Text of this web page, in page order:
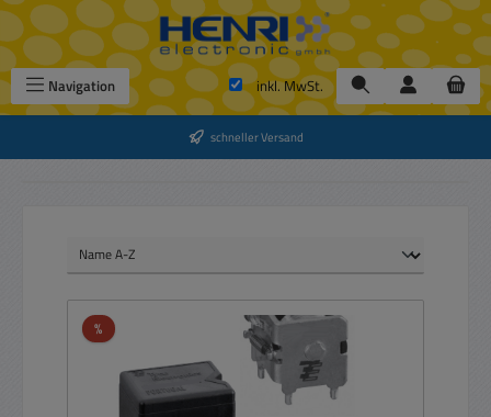
Zum Hauptinhalt springen
Navigation inkl. MwSt.
schneller Versand
%Rabatt